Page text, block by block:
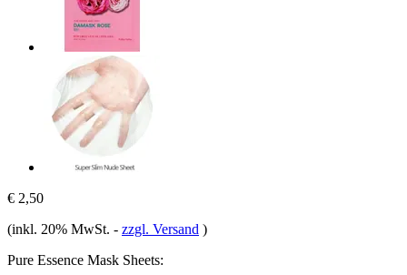
€ 2,50
(inkl. 20% MwSt. - zzgl. Versand )
Pure Essence Mask Sheets: